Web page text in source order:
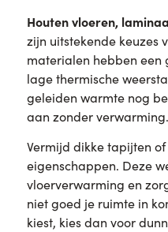
Houten vloeren,
zijn uitstekende keuzes
materialen hebben
lage thermische
geleiden warmte nog
aan zonder verwarming.
Vermijd dikke tapijten
eigenschappen. Deze
vloerverwarming en
niet goed je ruimte in
kiest, kies dan voor